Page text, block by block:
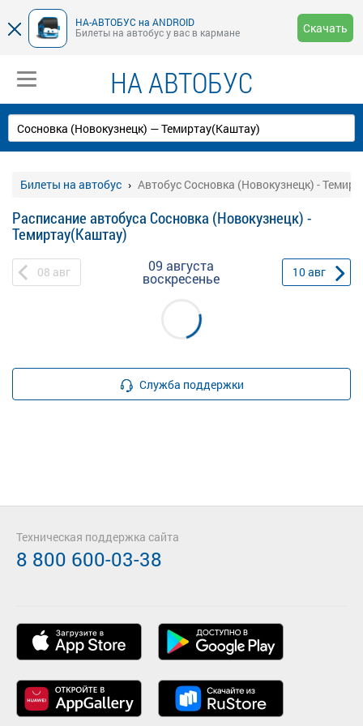
НА-АВТОБУС на ANDROID
Билеты на автобус у вас в кармане
Скачать
НА АВТОБУС
Билеты на автобус Автобус Сосновка (Новокузнецк) -
Расписание автобуса Сосновка (Новокузнецк) -
Темиртау(Каштау)
08 авг 09 августа
воскресенье 10авг
Служба поддержки
Техническая поддержка сайта
8 800 600-03-38